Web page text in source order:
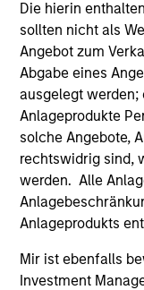
Die hierin
sollten nicht als
Angebot zum
Abgabe eines
ausgelegt
Anlageprodukte
solche Angebote,
rechtswidrig sind,
werden. Alle
Anlageprodukts
Mir ist ebenfalls
Investment
Services S.A., 11,
Schweiz. Die
de Genève, 17,
Beendet die
Fonds ihre
einem Land des
registriert ist, so
den OGAW-
Mit dem Fonds
demGlossar
Nettoinventarwerte
berechnet.